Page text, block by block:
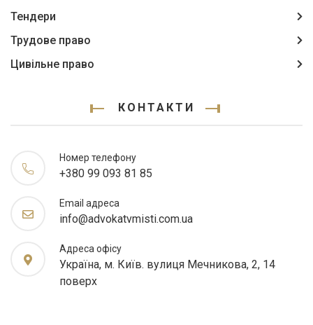
Тендери
Трудове право
Цивільне право
КОНТАКТИ
Номер телефону
+380 99 093 81 85
Email адреса
info@advokatvmisti.com.ua
Адреса офісу
Україна, м. Київ. вулиця Мечникова, 2, 14
поверх